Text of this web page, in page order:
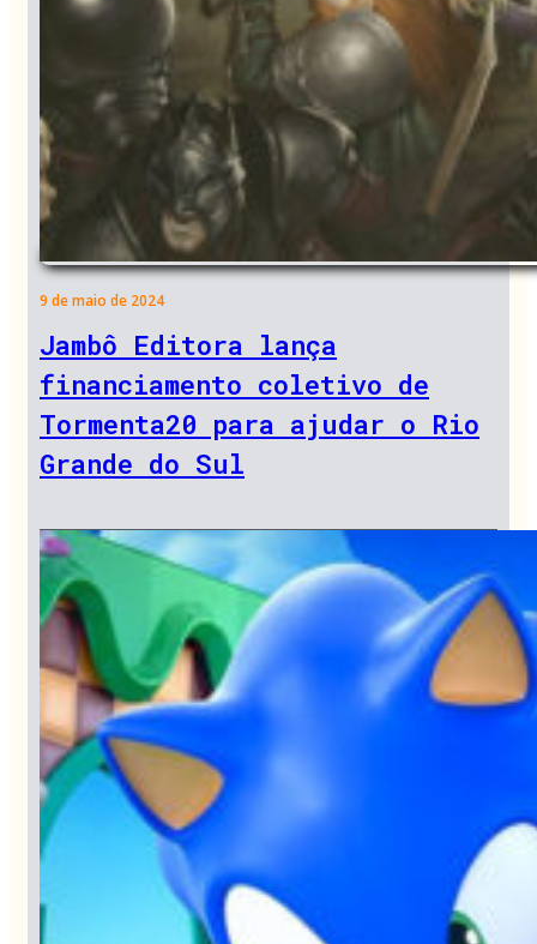
9 de maio de 2024
Jambô Editora lança
financiamento coletivo de
Tormenta20 para ajudar o Rio
Grande do Sul